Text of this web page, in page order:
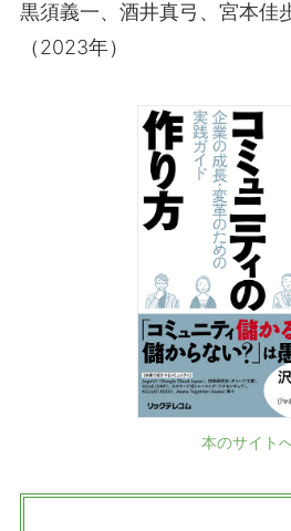
黒須義一、酒井真弓、宮本佳
（2023年）
本のサイト